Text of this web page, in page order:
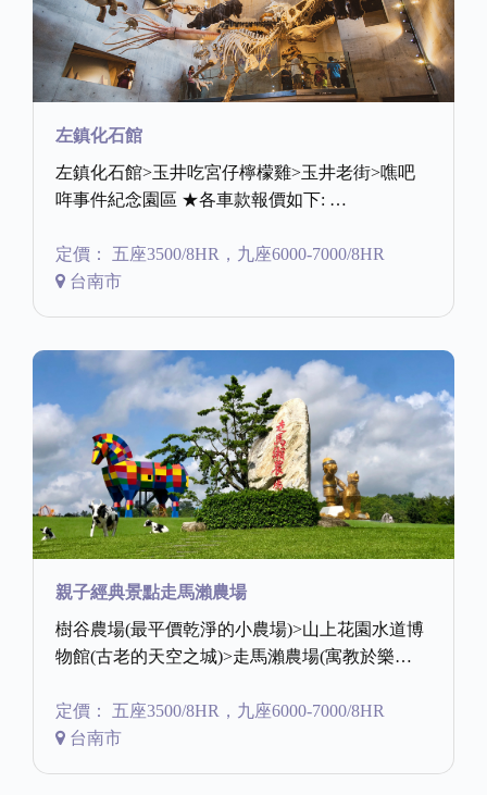
左鎮化石館
左鎮化石館>玉井吃宮仔檸檬雞>玉井老街>噍吧
哖事件紀念園區 ★各車款報價如下: …
定價： 五座3500/8HR，九座6000-7000/8HR
台南市
親子經典景點走馬瀨農場
樹谷農場(最平價乾淨的小農場)>山上花園水道博
物館(古老的天空之城)>走馬瀨農場(寓教於樂…
定價： 五座3500/8HR，九座6000-7000/8HR
台南市